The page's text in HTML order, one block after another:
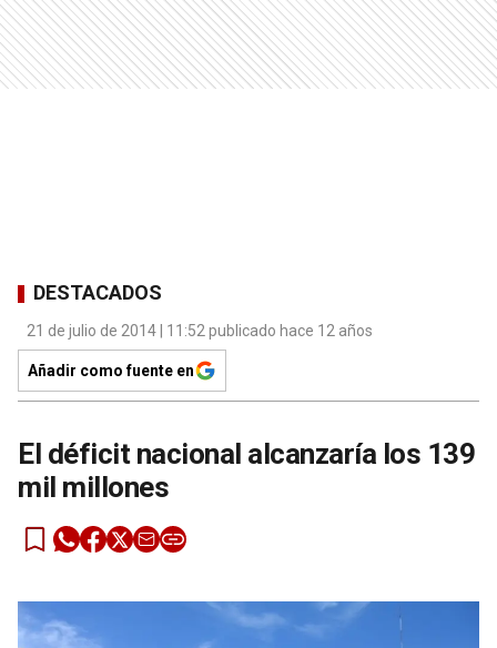
DESTACADOS
21 de julio de 2014 | 11:52 publicado hace 12 años
Añadir como fuente en
El déficit nacional alcanzaría los 139
mil millones